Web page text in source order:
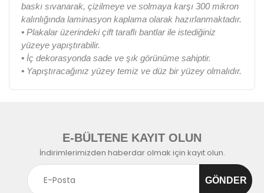
baskı sıvanarak, çizilmeye ve solmaya karşı 300 mikron
kalınlığında laminasyon kaplama olarak hazırlanmaktadır.
• Plakalar üzerindeki çift taraflı bantlar ile istediğiniz
yüzeye yapıştırabilir.
• İç dekorasyonda sade ve şık görünüme sahiptir.
• Yapıştıracağınız yüzey temiz ve düz bir yüzey olmalıdır.
E-BÜLTENE KAYIT OLUN
İndirimlerimizden haberdar olmak için kayıt olun.